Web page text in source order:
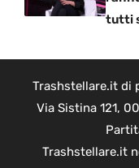
tutti
Trashstellare.it di
Via Sistina 121,
Trashstellare.it